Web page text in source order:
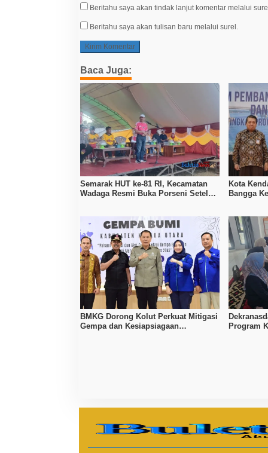
Beritahu saya akan tindak lanjut komentar melalui
Beritahu saya akan tulisan baru melalui surel.
Baca Juga:
Semarak HUT ke-81 RI, Kecamatan
Wadaga Resmi Buka Porseni Setelah
Kota
Bangga
BMKG Dorong Kolut Perkuat Mitigasi
Gempa dan Kesiapsiagaan
Program